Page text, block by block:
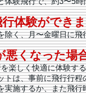
体験ができ
除く、月〜金曜日に飛
悪くなった場
楽しく快適に体験す
トは、事前に飛行行
実施するか、また飛